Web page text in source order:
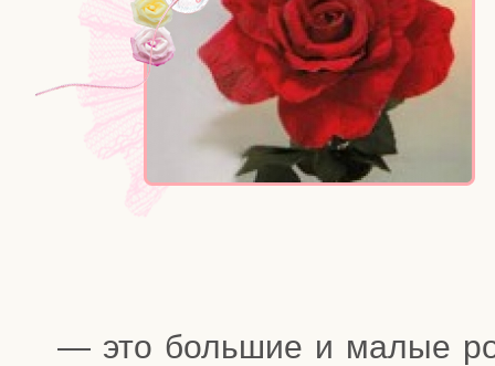
— это боль­шие и малые